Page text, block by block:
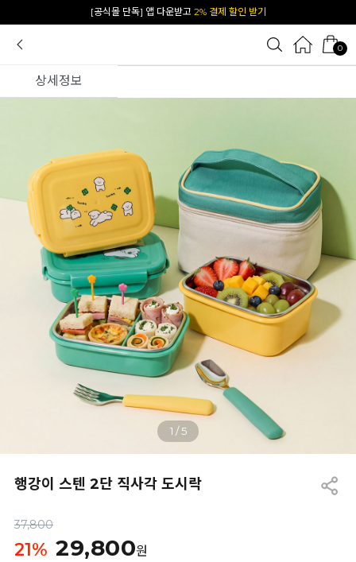
[공식몰 단독] 앱 다운받고 2% 결제 할인 받기
0
상세정보
1 /5
행강이 스텐 2단 직사각 도시락
37,800
21% 29,800원